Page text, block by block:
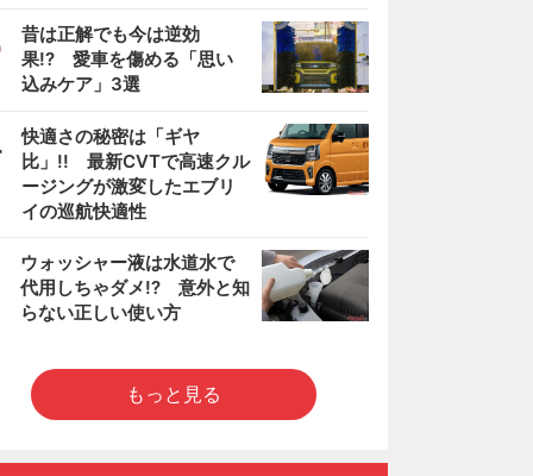
昔は正解でも今は逆効
果!? 愛車を傷める「思い
込みケア」3選
快適さの秘密は「ギヤ
比」!! 最新CVTで高速クル
ージングが激変したエブリ
イの巡航快適性
ウォッシャー液は水道水で
代用しちゃダメ!? 意外と知
らない正しい使い方
もっと見る